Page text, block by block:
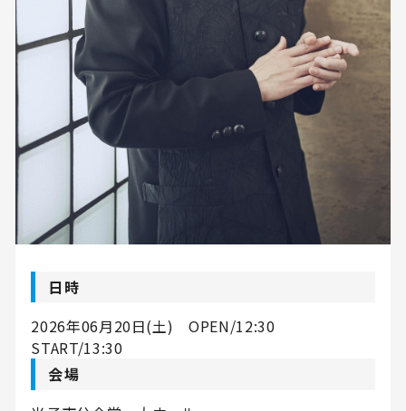
日時
2026年06月20日(土) OPEN/12:30
START/13:30
会場